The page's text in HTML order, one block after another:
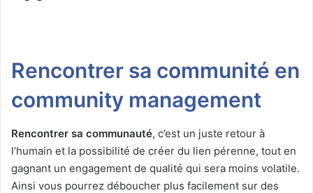
Rencontrer sa communité en
community management
Rencontrer sa communauté, c’est un juste retour à
l’humain et la possibilité de créer du lien pérenne, tout en
gagnant un engagement de qualité qui sera moins volatile.
Ainsi vous pourrez déboucher plus facilement sur des